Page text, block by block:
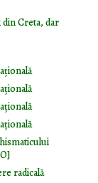
din Creta, dar
radicală